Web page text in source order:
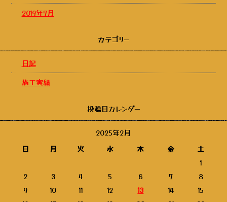
2019年7月
カテゴリー
日記
施工実績
投稿日カレンダー
2025年2月
日
月 火 水 木 金
土
1
2
3 4 5 6 7
8
9
10 11 12 13 14
15